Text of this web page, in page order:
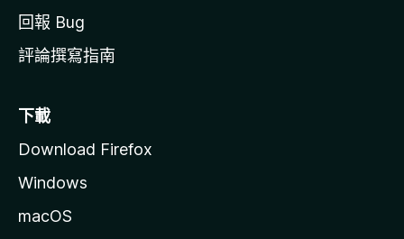
回報 Bug
評論撰寫指南
下載
Download Firefox
Windows
macOS